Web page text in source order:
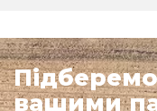
вашими